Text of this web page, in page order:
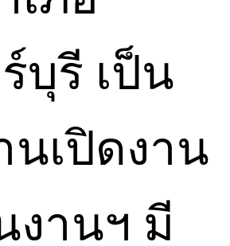
บุรี เป็น
นเปิดงาน
งานฯ มี